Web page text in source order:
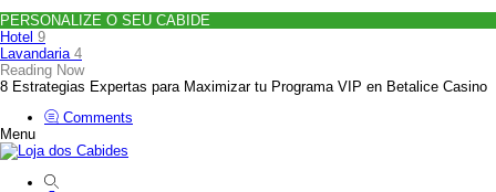
PERSONALIZE O SEU CABIDE
Hotel 9
Lavandaria 4
Reading Now
8 Estrategias Expertas para Maximizar tu Programa VIP en Betalice Casino
Comments
Menu